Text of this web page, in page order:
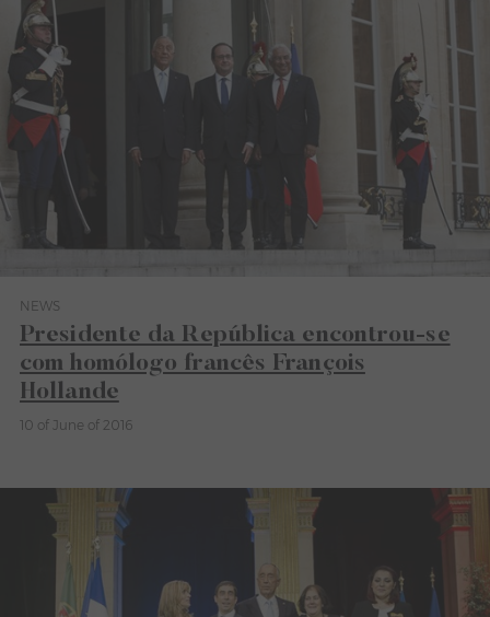
Category News
NEWS
Presidente da República encontrou-se
com homólogo francês François
Hollande
10 of June of 2016